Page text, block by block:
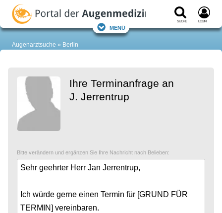
Suche Login
Menü
Augenarztsuche Berlin
Ihre Terminanfrage an
J. Jerrentrup
Bitte verändern und ergänzen Sie Ihre Nachricht nach Belieben: